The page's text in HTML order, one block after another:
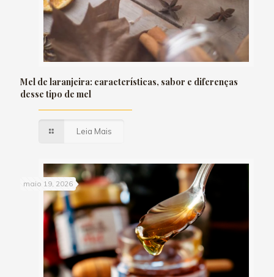
Mel de laranjeira: características, sabor e diferenças
desse tipo de mel
Leia Mais
maio 19, 2026